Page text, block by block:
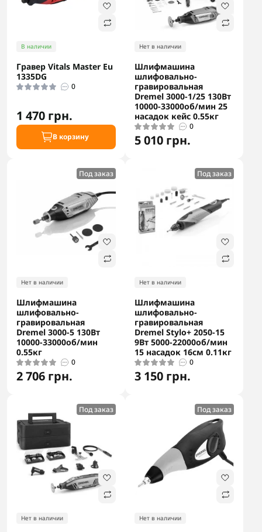
В наличии
Гравер Vitals Master Eu
1335DG
0
1 470 грн.
В корзину
Нет в наличии
Шлифмашина
шлифовально-
гравировальная
Dremel 3000-1/25 130Вт
10000-33000об/мин 25
насадок кейс 0.55кг
0
5 010 грн.
Под заказ
Нет в наличии
Шлифмашина
шлифовально-
гравировальная
Dremel 3000-5 130Вт
10000-33000об/мин
0.55кг
0
2 706 грн.
Под заказ
Нет в наличии
Шлифмашина
шлифовально-
гравировальная
Dremel Stylo+ 2050-15
9Вт 5000-22000об/мин
15 насадок 16см 0.11кг
0
3 150 грн.
Под заказ
Нет в наличии
Под заказ
Нет в наличии